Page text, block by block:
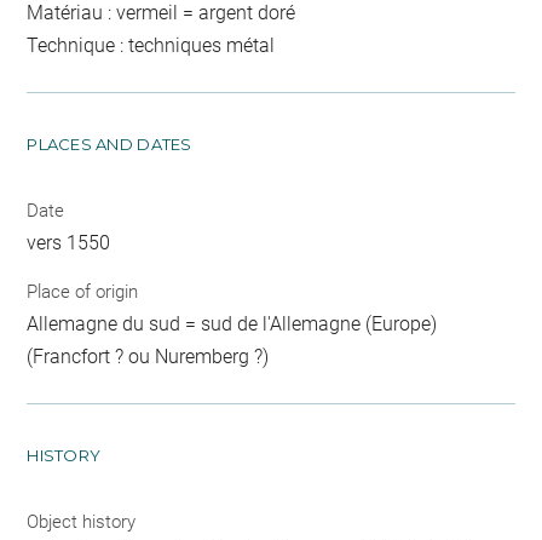
Matériau : vermeil = argent doré
Technique : techniques métal
PLACES AND DATES
Date
vers 1550
Place of origin
Allemagne du sud = sud de l'Allemagne (Europe)
(Francfort ? ou Nuremberg ?)
HISTORY
Object history